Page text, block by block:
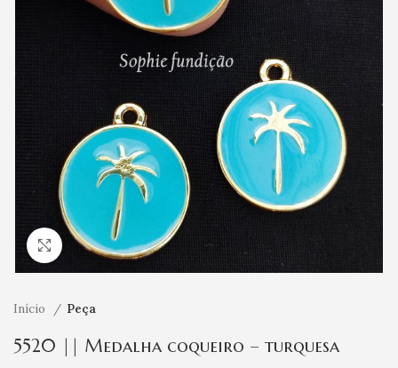
Clique para ampliar
Início Peça
5520 || Medalha coqueiro – turquesa